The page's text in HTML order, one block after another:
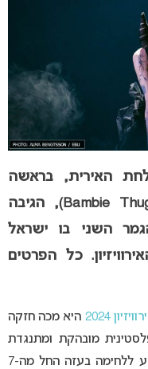
האירית, בראשה
(Bambie Thug), הגיבה
השני בו ישראל
כל הפרטים
2024
היא מכה חזקה
מובהקת ומתנגדת
להתנהלות ישראל כלפי הפלסטינים בנוגע ללחימה בעזה החל מה-7